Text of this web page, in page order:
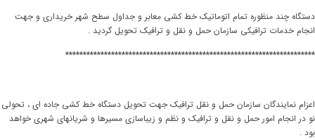
دستگاه چند منظوره تمام اتوماتیک خط کشی معابر و جداول سطح شهر خریداری و جهت
انجام خدمات ترافیکی سازمان حمل و نقل و ترافیک تحویل گردید .
***********************************************************************
اعزام نمایندگان سازمان حمل و نقل ترافیک جهت تحویل دستگاه خط کشی جاده ای ، تحولی
نو در انجام امور حمل و نقل و ترافیک و نظم و زیباسازی مسیرها و شریانهای شهری خواهد
بود .